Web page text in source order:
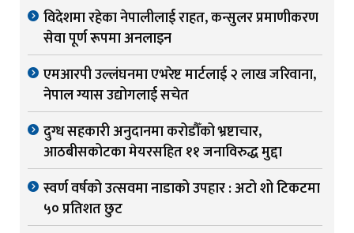
विदेशमा रहेका नेपालीलाई राहत, कन्सुलर प्रमाणीकरण
सेवा पूर्ण रूपमा अनलाइन
एमआरपी उल्लंघनमा एभरेष्ट मार्टलाई २ लाख जरिवाना,
नेपाल ग्यास उद्योगलाई सचेत
दुग्ध सहकारी अनुदानमा करोडौँको भ्रष्टाचार,
आठबीसकोटका मेयरसहित ११ जनाविरुद्ध मुद्दा
स्वर्ण वर्षको उत्सवमा नाडाको उपहार : अटो शो टिकटमा
५० प्रतिशत छुट